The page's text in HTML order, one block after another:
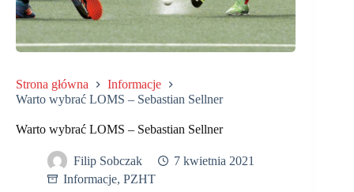
Strona główna
Informacje
Warto wybrać LOMS – Sebastian Sellner
Warto wybrać LOMS – Sebastian Sellner
Filip Sobczak
7 kwietnia 2021
Informacje, PZHT